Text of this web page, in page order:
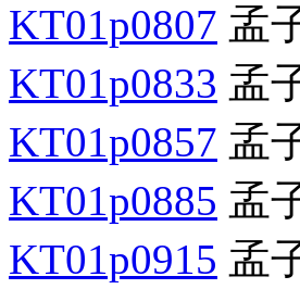
KT01p0807 孟
KT01p0833 孟
KT01p0857 孟
KT01p0885 孟
KT01p0915 孟